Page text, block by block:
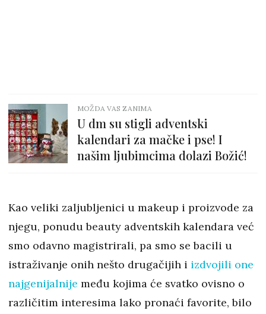
MOŽDA VAS ZANIMA
U dm su stigli adventski
kalendari za mačke i pse! I
našim ljubimcima dolazi Božić!
Kao veliki zaljubljenici u makeup i proizvode za
njegu, ponudu beauty adventskih kalendara već
smo odavno magistrirali, pa smo se bacili u
istraživanje onih nešto drugačijih i izdvojili one
najgenijalnije među kojima će svatko ovisno o
različitim interesima lako pronaći favorite, bilo